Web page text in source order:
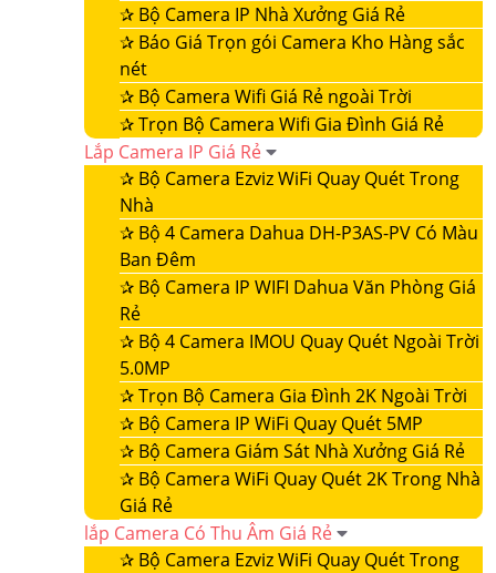
✰ Bộ Camera IP Nhà Xưởng Giá Rẻ
✰ Báo Giá Trọn gói Camera Kho Hàng sắc
nét
✰ Bộ Camera Wifi Giá Rẻ ngoài Trời
✰Trọn Bộ Camera Wifi Gia Đình Giá Rẻ
Lắp Camera IP Giá Rẻ
✰ Bộ Camera Ezviz WiFi Quay Quét Trong
Nhà
✰ Bộ 4 Camera Dahua DH-P3AS-PV Có Màu
Ban Đêm
✰ Bộ Camera IP WIFI Dahua Văn Phòng Giá
Rẻ
✰ Bộ 4 Camera IMOU Quay Quét Ngoài Trời
5.0MP
✰Trọn Bộ Camera Gia Đình 2K Ngoài Trời
✰ Bộ Camera IP WiFi Quay Quét 5MP
✰ Bộ Camera Giám Sát Nhà Xưởng Giá Rẻ
✰ Bộ Camera WiFi Quay Quét 2K Trong Nhà
Giá Rẻ
lắp Camera Có Thu Âm Giá Rẻ
✰ Bộ Camera Ezviz WiFi Quay Quét Trong